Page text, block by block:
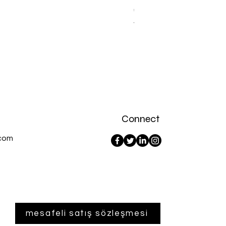
Fiyat
₺367,00
Vergi dahil
Connect
mesafeli satış sözleşmesi